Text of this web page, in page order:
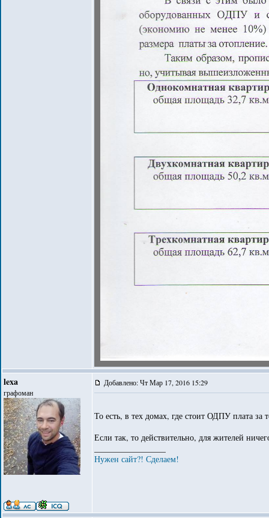
lexa
графоман
Добавлено: Чт Мар 17, 2016 15:29
То есть, в тех домах, где стоит ОДПУ плата за
Если так, то действительно, для жителей
Нужен сайт?! Сделаем!